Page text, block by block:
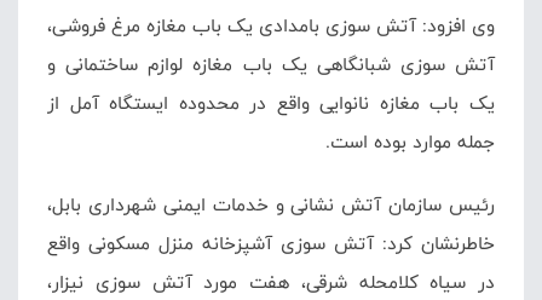
وی افزود: آتش سوزی بامدادی یک باب مغازه مرغ فروشی،
آتش سوزی شبانگاهی یک باب مغازه لوازم ساختمانی و
یک باب مغازه نانوایی واقع در محدوده ایستگاه آمل از
جمله موارد بوده است.
رئیس سازمان آتش نشانی و خدمات ایمنی شهرداری بابل،
خاطرنشان کرد: آتش سوزی آشپزخانه منزل مسکونی واقع
در سیاهکلامحله شرقی، هفت مورد آتش سوزی نیزار،